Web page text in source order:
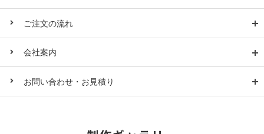
ご注文の流れ
会社案内
お問い合わせ・お見積り